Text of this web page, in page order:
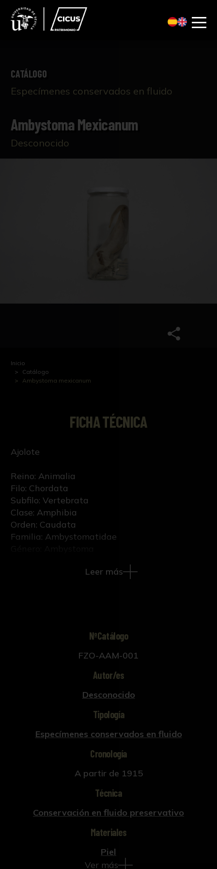
CATÁLOGO
Especímenes conservados en fluido
Ambystoma Mexicanum
Desconocido
Inicio
Catálogo
Ambystoma mexicanum
FICHA TÉCNICA
Ajolote
Reino: Animalia
Filo: Chordata
Subfilo: Vertebrata
Clase: Amphibia
Orden: Caudata
Familia: Ambystomatidae
Nombre científico: Ambystoma mexicanum
Leer más
NºCatálogo
FZO-AAM-001
Autor/es
Desconocido
Tipología
Especímenes conservados en fluido
Cronología
A partir de 1915
Técnica
Conservación en fluido preservativo
Materiales
Piel
Ver más